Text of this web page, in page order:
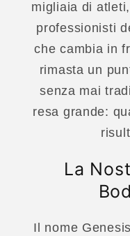
migliaia di
professionisti
che cambia in
rimasta un
senza mai
resa grande:
La
Il nome